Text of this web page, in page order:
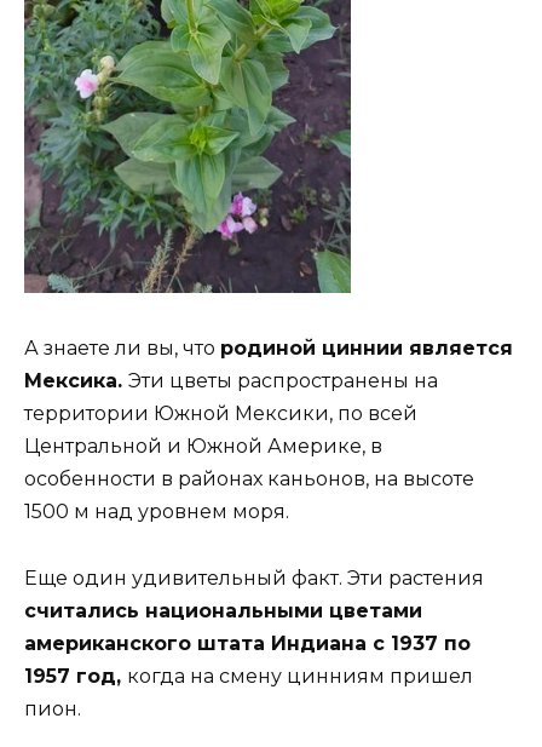
А знаете ли вы, что родиной циннии является
Мексика. Эти цветы распространены на
территории Южной Мексики, по всей
Центральной и Южной Америке, в
особенности в районах каньонов, на высоте
1500 м над уровнем моря.
Еще один удивительный факт. Эти растения
считались национальными цветами
американского штата Индиана с 1937 по
1957 год, когда на смену цинниям пришел
пион.